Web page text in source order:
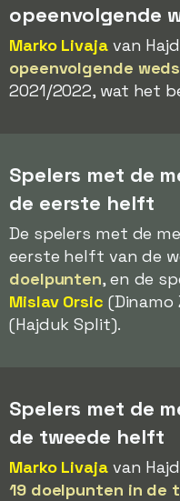
opeenvolgende
Marko Livajavan
opeenvolgende
2021/2022, wat het
Spelers met de
de eerste helft
De spelers met de
eerste helft van de
doelpunten, en de
Mislav Orsic (Dinamo
(Hajduk Split).
Spelers met de
de tweede helft
Marko Livajavan
19 doelpunten in de